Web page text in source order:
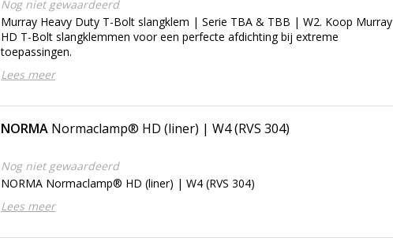
Nog niet gewaardeerd
Murray Heavy Duty T-Bolt slangklem | Serie TBA & TBB | W2. Koop Murray
HD T-Bolt slangklemmen voor een perfecte afdichting bij extreme
toepassingen.
Lees meer
NORMA Normaclamp® HD (liner) | W4 (RVS 304)
Nog niet gewaardeerd
NORMA Normaclamp® HD (liner) | W4 (RVS 304)
Lees meer